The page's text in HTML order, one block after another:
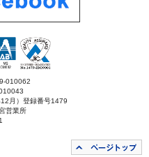
010062
月）登録番号1479
営業所